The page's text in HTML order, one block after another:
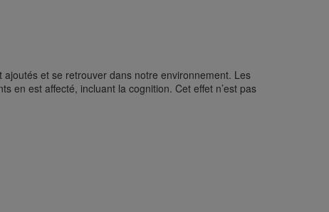
et se retrouver dans notre environnement. Les
en est affecté, incluant la cognition. Cet effet n’est pas